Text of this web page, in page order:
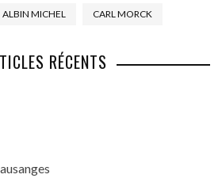
ALBIN MICHEL CARL MORCK
RÉCENTS